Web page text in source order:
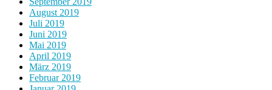
August 2019
Juli 2019
Juni 2019
Mai 2019
April 2019
März 2019
Februar 2019